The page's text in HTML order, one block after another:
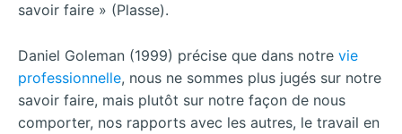
savoir faire » (Plasse).
Daniel Goleman (1999) précise que dans notre vie
professionnelle, nous ne sommes plus jugés sur notre
savoir faire, mais plutôt sur notre façon de nous
comporter, nos rapports avec les autres, le travail en